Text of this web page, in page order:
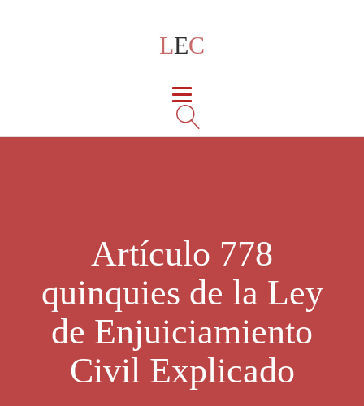
LEC
Artículo 778
quinquies de la Ley
de Enjuiciamiento
Civil Explicado